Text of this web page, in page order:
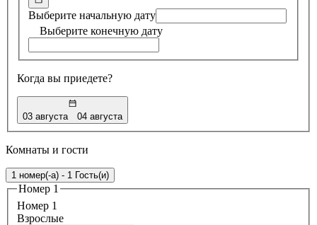
Выберите начальную дату
Выберите конечную дату
Когда вы приедете?
03 августа 04 августа
Комнаты и гости
1 номер(-а) - 1 Гость(и)
Номер 1
Номер 1
Bзрослые